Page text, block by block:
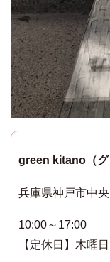
green kitano（グ
兵庫県神戸市中
10:00～17:00
【定休日】木曜日